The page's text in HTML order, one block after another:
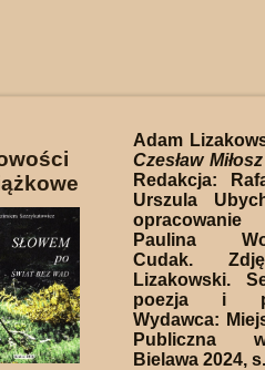
Adam
Czesław
Redakcja:
Urszula
Paulina
Cudak.
Lizakowski.
poezja i
Wydawca:
Publiczna
Bielawa 2024,